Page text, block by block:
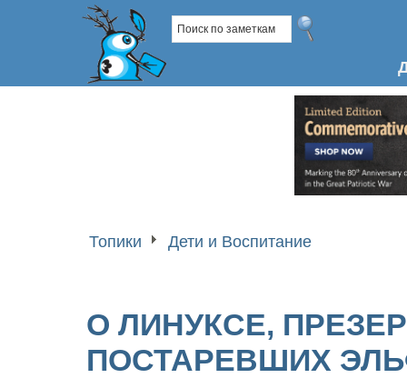
Топики Дети и Воспитание
О ЛИНУКСЕ,
ПОСТАРЕВШИХ